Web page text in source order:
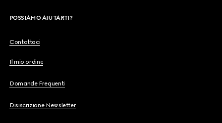
POSSIAMO AIUTARTI?
Contattaci
Il mio ordine
Domande Frequenti
Disiscrizione Newsletter